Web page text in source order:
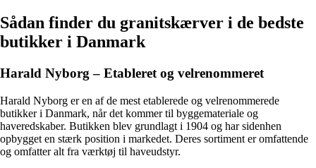
Sådan finder du granitskærver i de bedste
butikker i Danmark
Harald Nyborg – Etableret og velrenommeret
Harald Nyborg er en af de mest etablerede og velrenommerede
butikker i Danmark, når det kommer til byggemateriale og
haveredskaber. Butikken blev grundlagt i 1904 og har sidenhen
opbygget en stærk position i markedet. Deres sortiment er omfattende
og omfatter alt fra værktøj til haveudstyr.